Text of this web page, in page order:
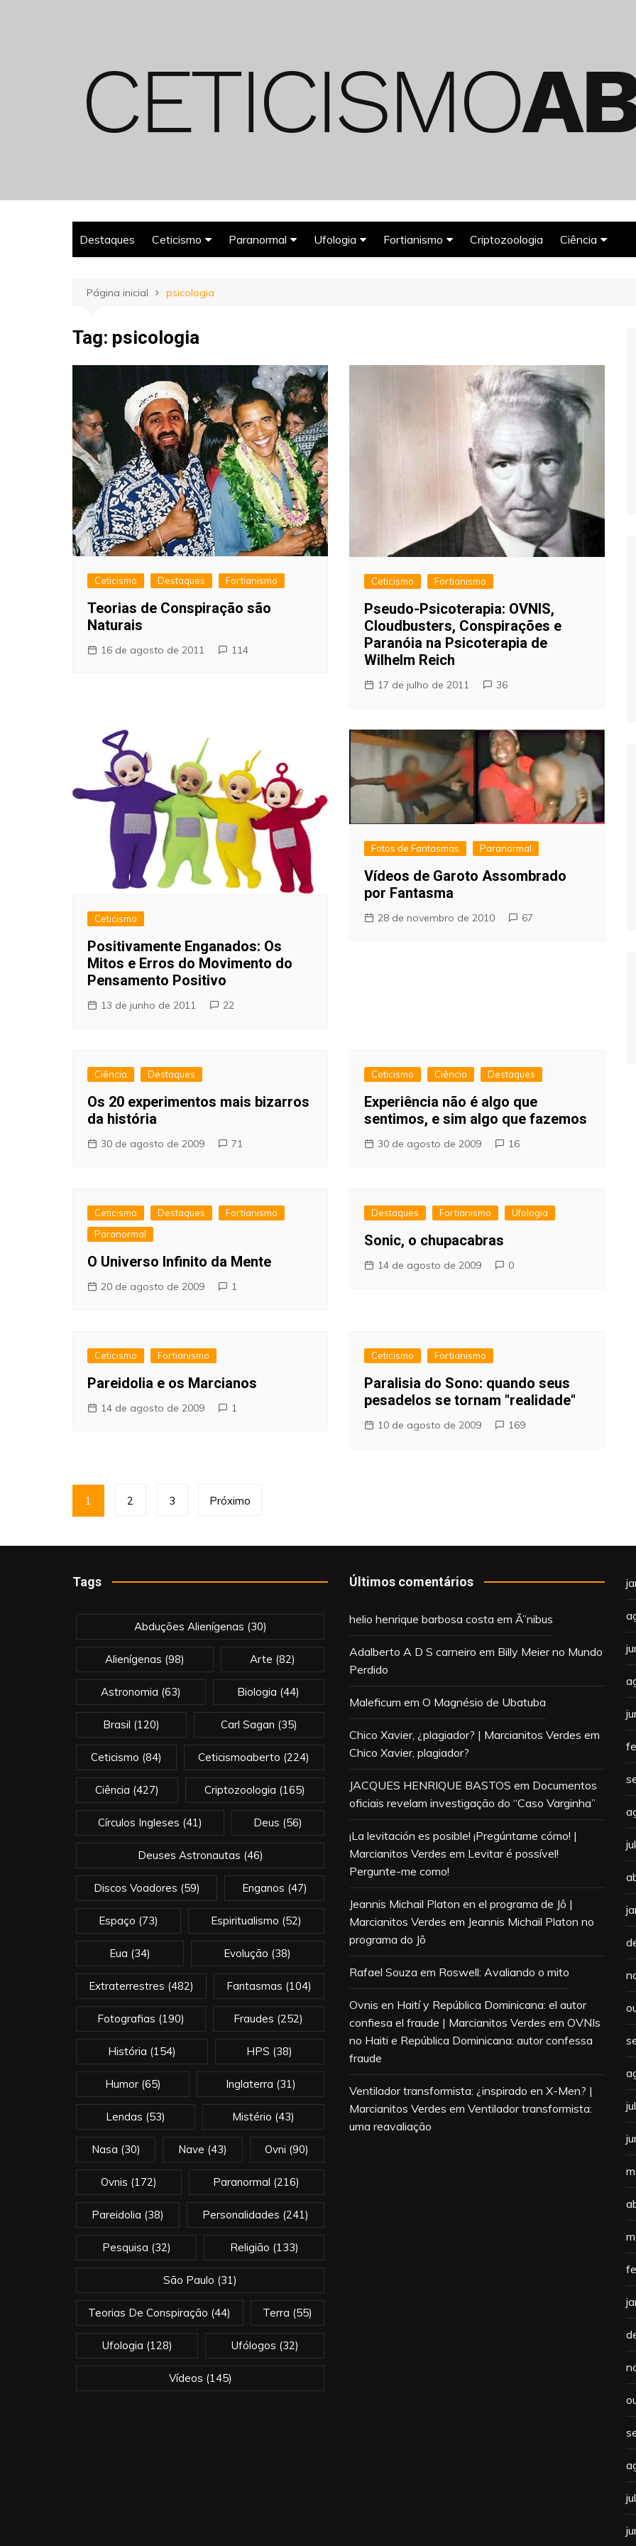
Destaques Ceticismo
Espiritualismo
Pareidolia
Religião
Teorias de Conspiração
Paranormal Ufologia Fortianismo Criptozoologia Ciência
Página inicial psicologia
Tag: psicologia
Ceticismo Destaques Fortianismo
Teorias de Conspiração são
Naturais
16 de agosto de 2011 114
Ceticismo Fortianismo
Pseudo-Psicoterapia: OVNIS,
Cloudbusters, Conspirações e
Paranóia na Psicoterapia de
Wilhelm Reich
17 de julho de 2011 36
Ceticismo
Positivamente Enganados: Os
Mitos e Erros do Movimento do
Pensamento Positivo
13 de junho de 2011 22
Fotos de Fantasmas Paranormal
Vídeos de Garoto Assombrado
por Fantasma
28 de novembro de 2010 67
Ciência Destaques
Os 20 experimentos mais bizarros
da história
30 de agosto de 2009 71
Ceticismo Ciência Destaques
Experiência não é algo que
sentimos, e sim algo que fazemos
30 de agosto de 2009 16
Ceticismo Destaques
Fortianismo
Paranormal
O Universo Infinito da Mente
20 de agosto de 2009 1
Destaques Fortianismo Ufologia
Sonic, o chupacabras
14 de agosto de 2009 0
Ceticismo Fortianismo
Pareidolia e os Marcianos
14 de agosto de 2009 1
Ceticismo Fortianismo
Paralisia do Sono: quando seus
pesadelos se tornam "realidade"
10 de agosto de 2009 169
Paginação
de
posts
1 2 3 Próximo
Tags
Abduções Alienígenas (30)
Alienígenas (98) Arte (82)
Astronomia (63) Biologia (44)
Brasil (120) Carl Sagan (35)
Ceticismo (84) Ceticismoaberto (224)
Ciência (427) Criptozoologia (165)
Círculos Ingleses (41) Deus (56)
Deuses Astronautas (46)
Discos Voadores (59) Enganos (47)
Espaço (73) Espiritualismo (52)
Eua (34) Evolução (38)
Extraterrestres (482) Fantasmas (104)
Fotografias (190) Fraudes (252)
História (154) HPS (38)
Humor(65) Inglaterra (31)
Lendas (53) Mistério (43)
Nasa (30) Nave (43) Ovni (90)
Ovnis (172) Paranormal (216)
Pareidolia (38) Personalidades (241)
Pesquisa (32) Religião (133)
São Paulo (31)
Teorias De Conspiração (44) Terra (55)
Ufologia (128) Ufólogos (32)
Vídeos (145)
Últimos comentários
helio henrique barbosa costa em Ã”nibus
Adalberto A D S carneiro em Billy Meier no Mundo
Perdido
Maleficum em O Magnésio de Ubatuba
Chico Xavier, ¿plagiador? | Marcianitos Verdes em
Chico Xavier, plagiador?
JACQUES HENRIQUE BASTOS em Documentos
oficiais revelam investigação do “Caso Varginha”
¡La levitación es posible! ¡Pregúntame cómo! |
Marcianitos Verdes em Levitar é possível!
Pergunte-me como!
Jeannis Michail Platon en el programa de Jô |
Marcianitos Verdes em Jeannis Michail Platon no
programa do Jô
Rafael Souza em Roswell: Avaliando o mito
Ovnis en Haití y República Dominicana: el autor
confiesa el fraude | Marcianitos Verdes em OVNIs
no Haiti e República Dominicana: autor confessa
fraude
Ventilador transformista: ¿inspirado en X-Men? |
Marcianitos Verdes em Ventilador transformista:
uma reavaliação